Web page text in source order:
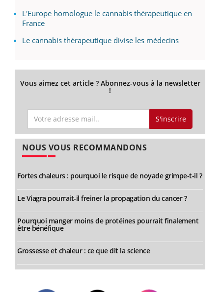
L'Europe homologue le cannabis thérapeutique en
France
Le cannabis thérapeutique divise les médecins
Vous aimez cet article ? Abonnez-vous à la newsletter
!
S'inscrire
NOUS VOUS RECOMMANDONS
Fortes chaleurs : pourquoi le risque de noyade grimpe-t-il ?
Le Viagra pourrait-il freiner la propagation du cancer ?
Pourquoi manger moins de protéines pourrait finalement
être bénéfique
Grossesse et chaleur : ce que dit la science